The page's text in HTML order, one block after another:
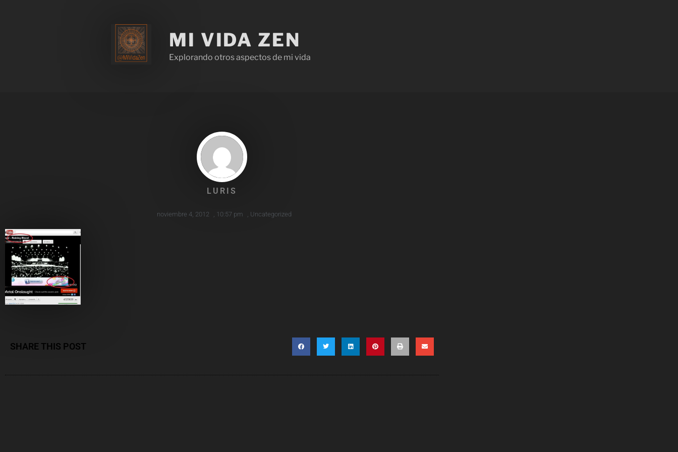
MI VIDA ZEN
Explorando otros aspectos de mi vida
LURIS
noviembre 4, 2012 , 10:57 pm , Uncategorized
SHARE THIS POST